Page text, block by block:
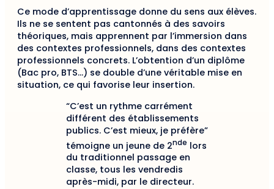
Ce mode d’apprentissage donne du sens aux élèves.
Ils ne se sentent pas cantonnés à des savoirs
théoriques, mais apprennent par l’immersion dans
des contextes professionnels, dans des contextes
professionnels concrets. L’obtention d’un diplôme
(Bac pro, BTS…) se double d’une véritable mise en
situation, ce qui favorise leur insertion.
“C’est un rythme carrément
différent des établissements
publics. C’est mieux, je préfère”
témoigne un jeune de 2nde lors
du traditionnel passage en
classe, tous les vendredis
après-midi, par le directeur.